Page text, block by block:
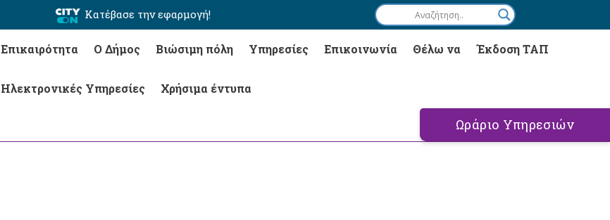
Κατέβασε την εφαρμογή!
Επικαιρότητα Ο Δήμος Βιώσιμη πόλη Υπηρεσίες Επικοινωνία Θέλω να Έκδοση ΤΑΠ
Ηλεκτρονικές Υπηρεσίες Χρήσιμα έντυπα
Ωράριο Υπηρεσιών